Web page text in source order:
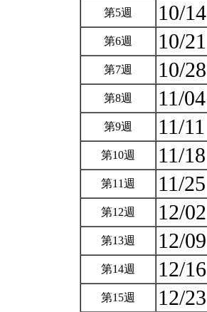
第5週 10/14
第6週 10/21
第7週 10/28
第8週 11/04
第9週 11/11
第10週 11/18
第11週 11/25
第12週 12/02
第13週 12/09
第14週 12/16
第15週 12/23